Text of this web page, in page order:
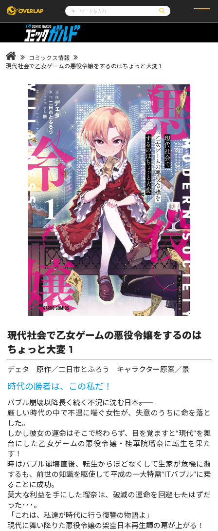
コミック
LiQulle
ラブパルフェ
ライトノベル
ロサージュノベルス
その他
ゲーム
通販・NEWS
企業
会社概要
採用情報
アクセス
オーバーラップホールディングス
お問い合わせはこちら
オーバーラップ文庫
オーバーラップノベルス
オーバーラップノベルスf
ロサージュノベルス
コミックガルド
コミッククリエ
コミックエッセイ
コミックス情報
現代社会で乙女ゲームの悪役令嬢をするのはちょっと大変 1
現代社会で乙女ゲームの悪役令嬢をするのは
ちょっと大変 1
デェタ 原作／二日市とふろう キャラクター原案／景
時代の勝者は、この私だ！
バブル崩壊以降長く続く不況に沈む日本――。
厳しい時代の中で不遇に喘ぐ女性が、失意のうちに命を落と
した。
しかし彼女の運命はそこで終わらず、目を覚ますと“現代”を舞
台にした乙女ゲームの悪役令嬢・桂華院瑠奈に転生を果た
す！
時はバブル崩壊直後、転生からほどなくして生家が危機に瀕
するも、前世の知識を駆使して平成の一大特需“ITバブル”に乗
ることに成功。
莫大な利益を手にした瑠奈は、破滅の運命を回避――したはずだ
った･･･。
「これは、私達が時代に行う復讐の物語よ」
現代に舞い降りた悪役令嬢の架空日本再生譚の幕が上がる！